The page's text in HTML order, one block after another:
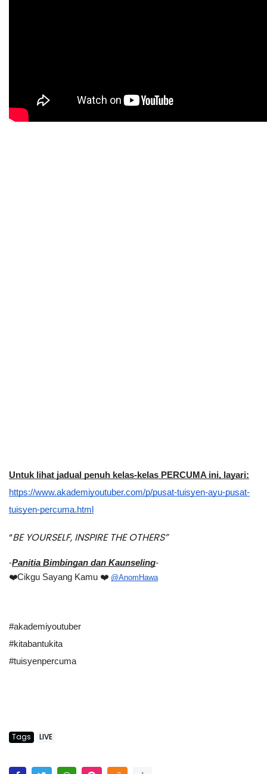
Untuk lihat jadual penuh kelas-kelas PERCUMA ini, layari:
https://www.akademiyoutuber.com/p/pusat-tuisyen-ayu-pusat-
tuisyen-percuma.html
“BE YOURSELF, INSPIRE THE OTHERS”
-Panitia Bimbingan dan Kaunseling-
❤️Cikgu Sayang Kamu ❤️ @AnomHawa
#akademiyoutuber
#kitabantukita
#tuisyenpercuma
Tags LIVE